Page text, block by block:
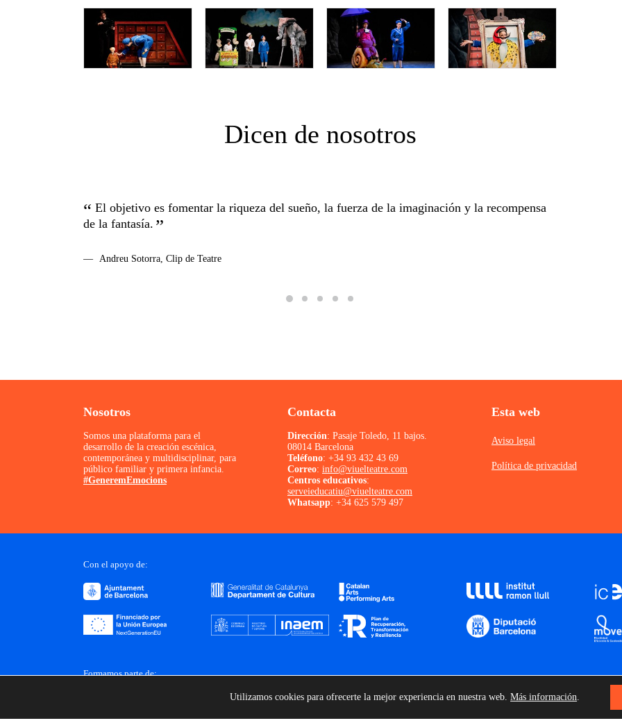
Dicen de nosotros
El objetivo es fomentar la riqueza del sueño, la fuerza de la imaginación y la recompensa
de la fantasía.
Andreu Sotorra, Clip de Teatre
Nosotros
Somos una plataforma para el
desarrollo de la creación escénica,
contemporánea y multidisciplinar, para
público familiar y primera infancia.
#GeneremEmocions
Contacta
Dirección: Pasaje Toledo, 11 bajos.
08014 Barcelona
Teléfono: +34 93 432 43 69
Correo: info@viuelteatre.com
Centros educativos:
serveieducatiu@viuelteatre.com
Whatsapp: +34 625 579 497
Esta web
Aviso legal
Política de privacidad
Con el apoyo de:
Formamos parte de:
Utilizamos cookies para ofrecerte la mejor experiencia en nuestra web.Más información.